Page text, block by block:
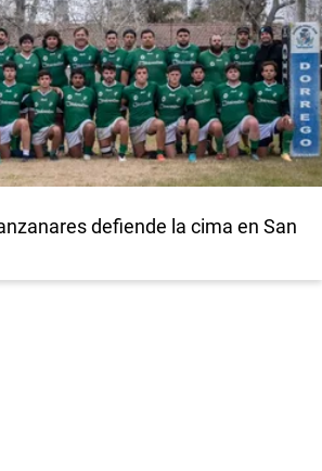
defiende la cima en San